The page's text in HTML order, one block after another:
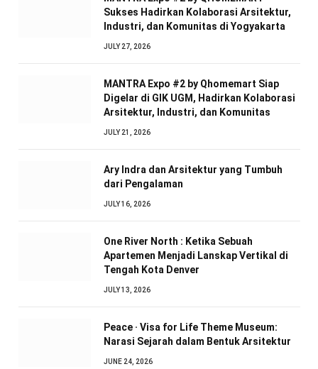
Sukses Hadirkan Kolaborasi Arsitektur,
Industri, dan Komunitas di Yogyakarta
JULY 27, 2026
MANTRA Expo #2 by Qhomemart Siap
Digelar di GIK UGM, Hadirkan Kolaborasi
Arsitektur, Industri, dan Komunitas
JULY 21, 2026
Ary Indra dan Arsitektur yang Tumbuh
dari Pengalaman
JULY 16, 2026
One River North : Ketika Sebuah
Apartemen Menjadi Lanskap Vertikal di
Tengah Kota Denver
JULY 13, 2026
Peace · Visa for Life Theme Museum:
Narasi Sejarah dalam Bentuk Arsitektur
JUNE 24, 2026